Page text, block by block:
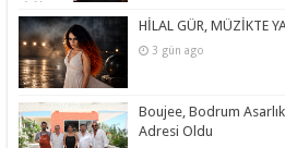
HİLAL GÜR, MÜZİKTE
3 gün ago
Boujee, Bodrum
Adresi Oldu